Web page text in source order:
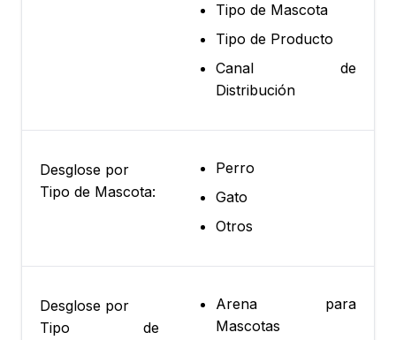
Tipo de Mascota
Tipo de Producto
Canal de
Distribución
Desglose por
Tipo de Mascota:
Perro
Gato
Otros
Desglose por
Tipo de
Arena para
Mascotas